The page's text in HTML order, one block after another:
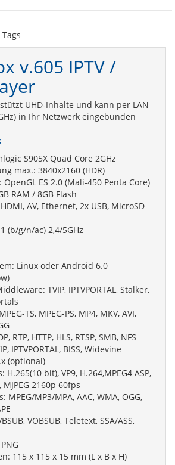
Tags
v.605 IPTV /
UHD-Inhalte und kann per LAN
in Ihr Netzwerk eingebunden
S905X Quad Core 2GHz
max.: 3840x2160 (HDR)
ES 2.0 (Mali-450 Penta Core)
RAM / 8GB Flash
AV, Ethernet, 2x USB, MicroSD
(b/g/n/ac) 2,4/5GHz
Linux oder Android 6.0
TVIP, IPTVPORTAL, Stalker,
TS, MPEG-PS, MP4, MKV, AVI,
RTP, HTTP, HLS, RTSP, SMB, NFS
IPTVPORTAL, BISS, Widevine
(optional)
H.265(10 bit), VP9, H.264,MPEG4 ASP,
MJPEG 2160p 60fps
MPEG/MP3/MPA, AAC, WMA, OGG,
VOBSUB, Teletext, SSA/ASS,
115 x 115 x 15 mm (L x B x H)